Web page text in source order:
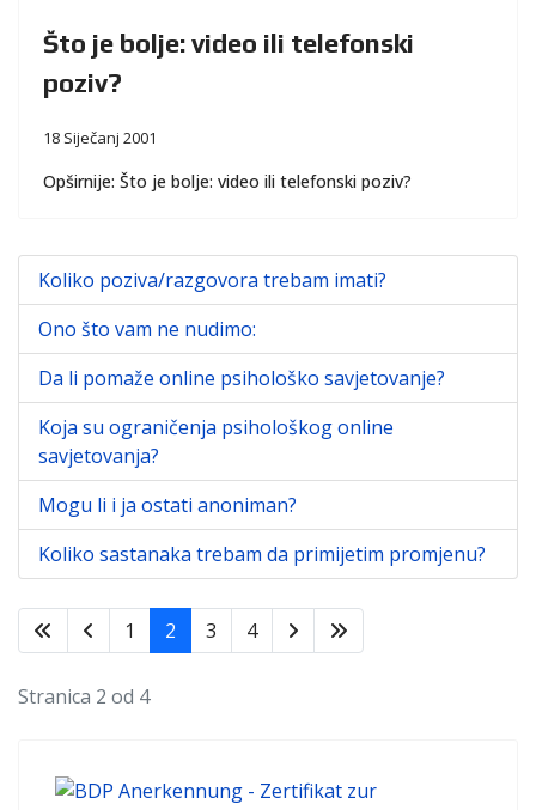
Što je bolje: video ili telefonski
poziv?
18 Siječanj 2001
Opširnije: Što je bolje: video ili telefonski poziv?
Koliko poziva/razgovora trebam imati?
Ono što vam ne nudimo:
Da li pomaže online psihološko savjetovanje?
Koja su ograničenja psihološkog online
savjetovanja?
Mogu li i ja ostati anoniman?
Koliko sastanaka trebam da primijetim promjenu?
1 2 3 4
Stranica 2 od 4